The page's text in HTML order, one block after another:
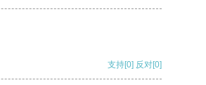
支持[0] 反对[0]